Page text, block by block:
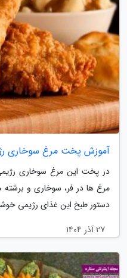
آموزش پخت مرغ سوخاری
در پخت این مرغ سوخاری
مرغ ها در فر، سوخاری و
دستور طبخ این غذای رژیمی
27 آذر 1404